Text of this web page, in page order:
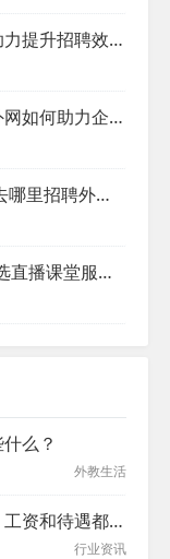
招聘外教，聘外网如何助力提升招聘效率？
招外教去什么网站？聘外网如何助力企业外教招聘
招聘外教有哪些网站？ 去哪里招聘外教？
ClassIn在线教培机构首选直播课堂服务商
么？
外教生活
中国外籍教师薪资现状：工资和待遇都非常高
行业资讯